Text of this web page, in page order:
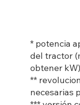
* potencia
del tractor
obtener kW)
**
necesarias